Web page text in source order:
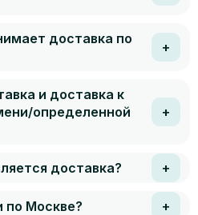
доставка по
и доставка к
определенной
доставка?
по Москве?